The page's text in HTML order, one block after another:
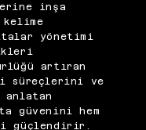
inşa
yönetimi
artıran
süreçlerini ve
anlatan
güvenini hem
güçlendirir.